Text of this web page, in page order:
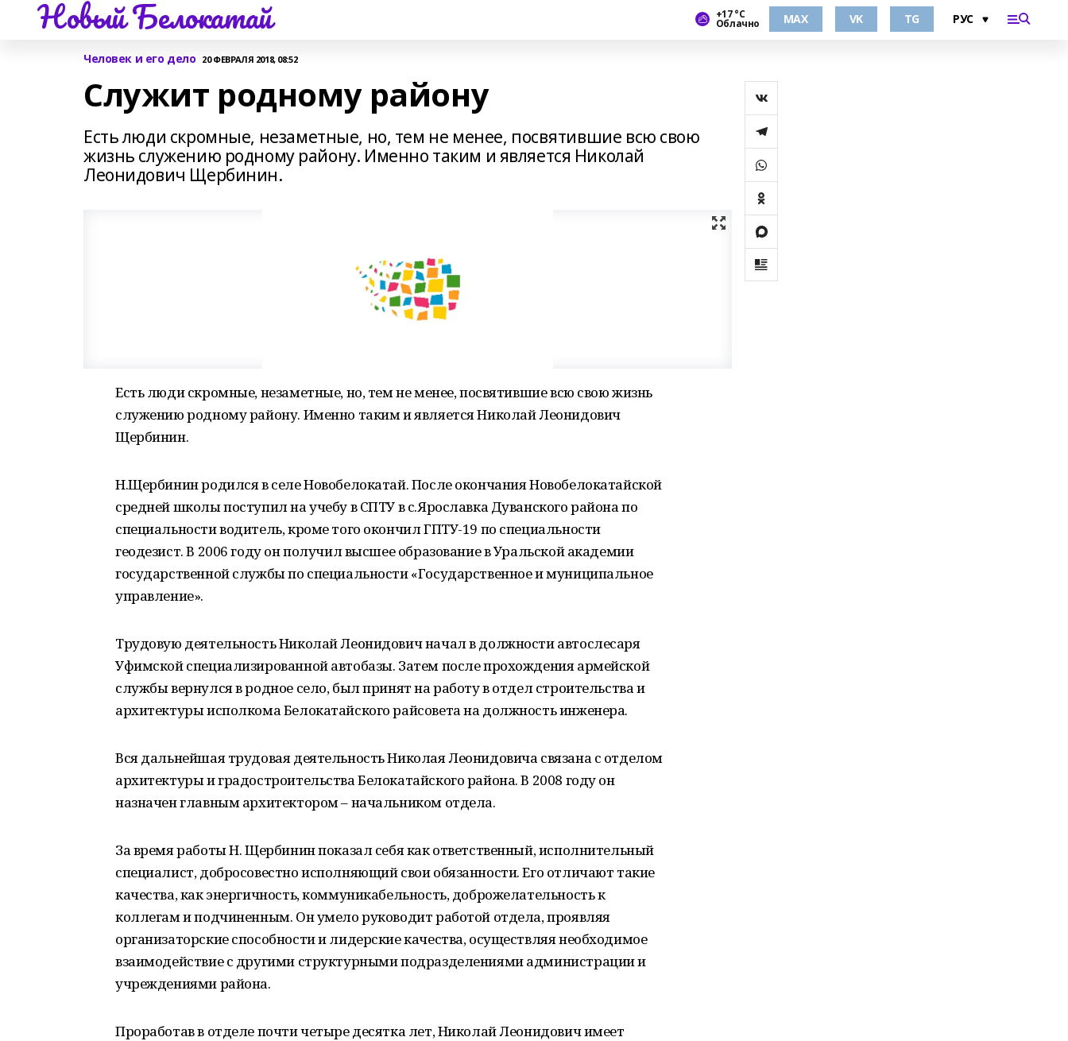
Новый Белокатай +17 °С
Облачно MAX VK TG
Человек и его дело 20 ФЕВРАЛЯ 2018, 08:52
Служит родному району
Есть люди скромные, незаметные, но, тем не менее, посвятившие всю свою
жизнь служению родному району. Именно таким и является Николай
Леонидович Щербинин.
Есть люди скромные, незаметные, но, тем не менее, посвятившие всю свою жизнь
служению родному району. Именно таким и является Николай Леонидович
Щербинин.
Н.Щербинин родился в селе Новобелокатай. После окончания Новобелокатайской
средней школы поступил на учебу в СПТУ в с.Ярославка Дуванского района по
специальности водитель, кроме того окончил ГПТУ-19 по специальности
геодезист. В 2006 году он получил высшее образование в Уральской академии
государственной службы по специальности «Государственное и муниципальное
управление».
Трудовую деятельность Николай Леонидович начал в должности автослесаря
Уфимской специализированной автобазы. Затем после прохождения армейской
службы вернулся в родное село, был принят на работу в отдел строительства и
архитектуры исполкома Белокатайского райсовета на должность инженера.
Вся дальнейшая трудовая деятельность Николая Леонидовича связана с отделом
архитектуры и градостроительства Белокатайского района. В 2008 году он
назначен главным архитектором – начальником отдела.
За время работы Н. Щербинин показал себя как ответственный, исполнительный
специалист, добросовестно исполняющий свои обязанности. Его отличают такие
качества, как энергичность, коммуникабельность, доброжелательность к
коллегам и подчиненным. Он умело руководит работой отдела, проявляя
организаторские способности и лидерские качества, осуществляя необходимое
взаимодействие с другими структурными подразделениями администрации и
учреждениями района.
Проработав в отделе почти четыре десятка лет, Николай Леонидович имеет